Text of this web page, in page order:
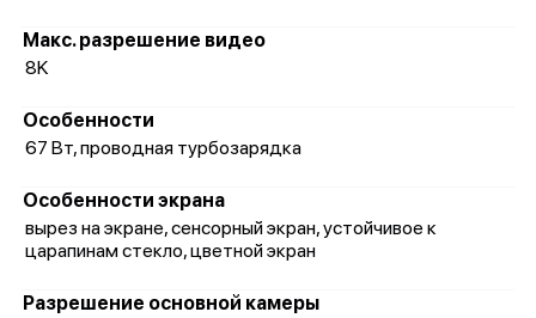
Макс. разрешение видео
8K
Особенности
67 Вт, проводная турбозарядка
Особенности экрана
вырез на экране, сенсорный экран, устойчивое к
царапинам стекло, цветной экран
Разрешение основной камеры